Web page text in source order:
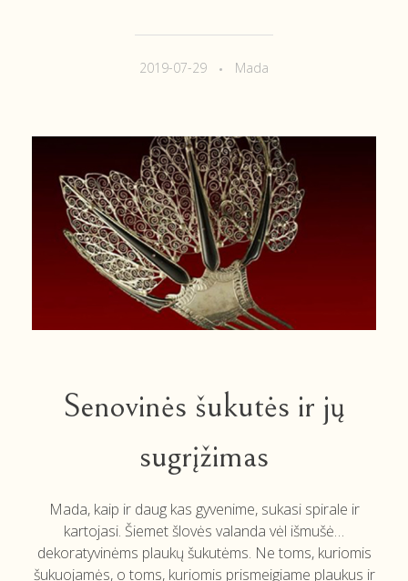
2019-07-29 Mada
Senovinės šukutės ir jų
sugrįžimas
Mada, kaip ir daug kas gyvenime, sukasi spirale ir
kartojasi. Šiemet šlovės valanda vėl išmušė…
dekoratyvinėms plaukų šukutėms. Ne toms, kuriomis
šukuojamės, o toms, kuriomis prismeigiame plaukus ir